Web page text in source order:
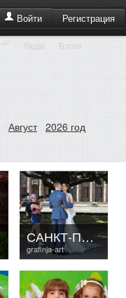
Войти Регистрация
+47 Люди Блоги
Август 2026 год
grafinja-art
САНКТ-ПЕТЕРБУРГ